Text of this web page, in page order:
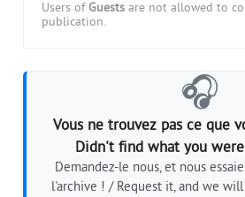
Users of Guests are not allowed to
publication.
🎧
Vous ne trouvez pas ce que
Didn't find what you
Demandez-le nous, et nous
l'archive ! / Request it, and we